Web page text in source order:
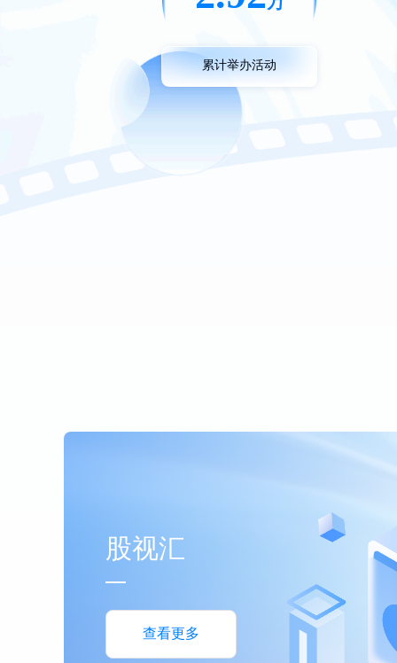
累计举办活动
股视汇
查看更多